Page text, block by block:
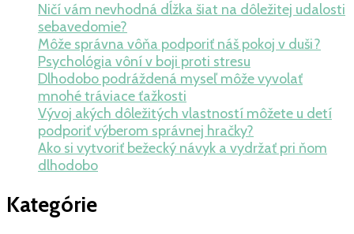
Ničí vám nevhodná dĺžka šiat na dôležitej udalosti
sebavedomie?
Môže správna vôňa podporiť náš pokoj v duši?
Psychológia vôní v boji proti stresu
Dlhodobo podráždená myseľ môže vyvolať
mnohé tráviace ťažkosti
Vývoj akých dôležitých vlastností môžete u detí
podporiť výberom správnej hračky?
Ako si vytvoriť bežecký návyk a vydržať pri ňom
dlhodobo
Kategórie